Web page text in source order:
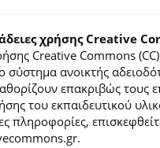
άδειες χρήσης Creative
Creative Commons
σύστημα ανοικτής
επακριβώς τους
του εκπαιδευτικού
πληροφορίες,